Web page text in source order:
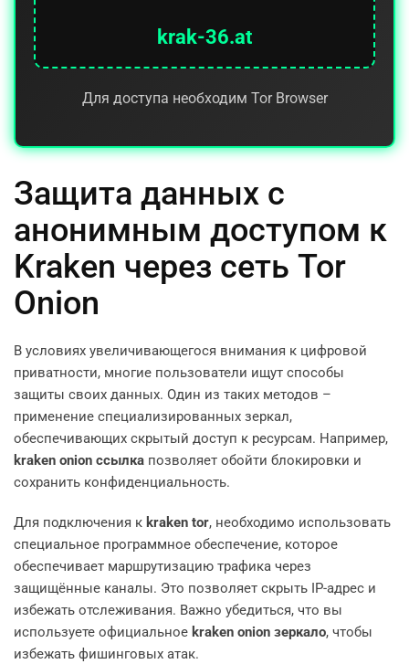
krak-36.at
Для доступа необходим Tor Browser
Защита данных с
анонимным доступом к
Kraken через сеть Tor
Onion
В условиях увеличивающегося внимания к цифровой
приватности, многие пользователи ищут способы
защиты своих данных. Один из таких методов –
применение специализированных зеркал,
обеспечивающих скрытый доступ к ресурсам. Например,
kraken onion ссылка позволяет обойти блокировки и
сохранить конфиденциальность.
Для подключения к kraken tor, необходимо использовать
специальное программное обеспечение, которое
обеспечивает маршрутизацию трафика через
защищённые каналы. Это позволяет скрыть IP-адрес и
избежать отслеживания. Важно убедиться, что вы
используете официальное kraken onion зеркало, чтобы
избежать фишинговых атак.